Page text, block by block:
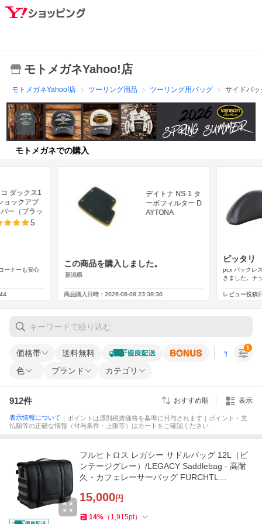
モトメガネYahoo!店
モトメガネYahoo!店 ツーリング用品 ツーリング用バッグ サイドバ
価格帯 送料無料 すべての条
色 ブランド カテゴリ
1
912件 おすすめ順 表示
表示情報について ｜ポイントは原則税抜価格を基準に付与されます｜ポイント・支
払額等の正確な情報（付与条件・上限等）はカートをご確認ください
フルヒトロス レガシー サドルバッグ 12L（ビ
ンテージグレー）/LEGACY Saddlebag - 高耐
久・カフェレーサーバッグ FURCHTL…
15,000円
14% （ 1,915pt）